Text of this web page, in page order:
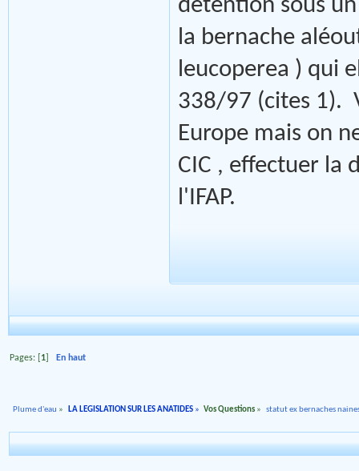
détention sous
la bernache
leucoperea ) qui
338/97 (cites 1).
Europe mais on
CIC , effectuer la
l'IFAP.
Pages: [ 1 En haut
Plume d'eau » LA LEGISLATION SUR LES ANATIDES» Vos Questions » statut ex bernaches